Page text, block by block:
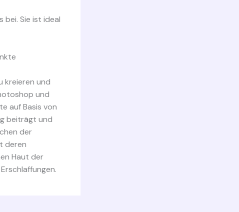
Sie ist ideal
kreieren und
und
auf Basis von
beiträgt und
der
deren
Haut der